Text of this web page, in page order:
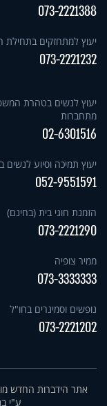
073-2221388
יעוץ למתחזקים בתחילת
073-2221232
יעוץ לנשים בטהרת
מתחברות
02-6301516
יעוץ תמיכה וסיוע לנשים
052-9551591
הזמנת חוגי בית (בחינם)
073-2221290
ממיר צופיה
073-3333333
נופשים וסמינרים בחו"ל
073-2221202
אתר הידברות החדש
ע"י